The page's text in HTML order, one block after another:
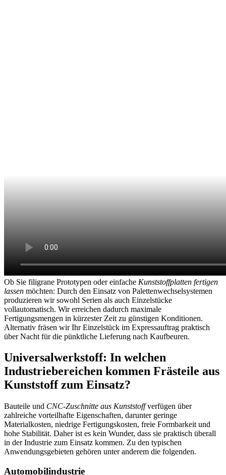
Ob Sie filigrane Prototypen oder einfache Kunststoffplatten fertigen
lassen möchten: Durch den Einsatz von Palettenwechselsystemen
produzieren wir sowohl Serien als auch Einzelstücke
vollautomatisch. Wir erreichen dadurch maximale
Fertigungsmengen in kürzester Zeit zu günstigen Konditionen.
Alternativ fräsen wir Ihr Einzelstück im Expressauftrag praktisch
über Nacht für die pünktliche Lieferung nach Kaufbeuren.
Universalwerkstoff: In welchen
Industriebereichen kommen Frästeile aus
Kunststoff zum Einsatz?
Bauteile und CNC-Zuschnitte aus Kunststoffverfügen über
zahlreiche vorteilhafte Eigenschaften, darunter geringe
Materialkosten, niedrige Fertigungskosten, freie Formbarkeit und
hohe Stabilität. Daher ist es kein Wunder, dass sie praktisch überall
in der Industrie zum Einsatz kommen. Zu den typischen
Anwendungsgebieten gehören unter anderem die folgenden.
Automobilindustrie